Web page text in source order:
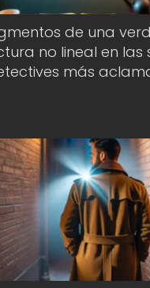
de una
no lineal en las
más